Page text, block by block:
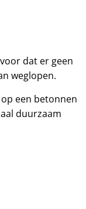
dat er geen
weglopen.
een betonnen
duurzaam